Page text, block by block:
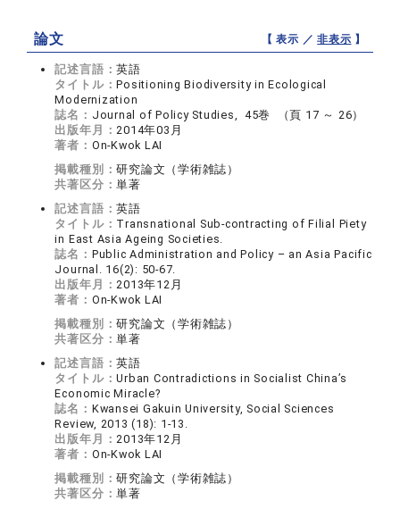
論文 【 表示 ／非表示 】
記述言語：英語
タイトル：Positioning Biodiversity in Ecological
Modernization
誌名： Journal of Policy Studies, 45巻 （頁 17 ～ 26）
出版年月： 2014年03月
著者： On-Kwok LAI
掲載種別：研究論文（学術雑誌）
共著区分：単著
記述言語：英語
タイトル： Transnational Sub-contracting of Filial Piety
in East Asia Ageing Societies.
誌名： Public Administration and Policy – an Asia Pacific
Journal. 16(2): 50-67.
出版年月： 2013年12月
著者： On-Kwok LAI
掲載種別：研究論文（学術雑誌）
共著区分：単著
記述言語：英語
タイトル：Urban Contradictions in Socialist China’s
Economic Miracle?
誌名： Kwansei Gakuin University, Social Sciences
Review, 2013 (18): 1-13.
出版年月： 2013年12月
著者： On-Kwok LAI
掲載種別：研究論文（学術雑誌）
共著区分：単著